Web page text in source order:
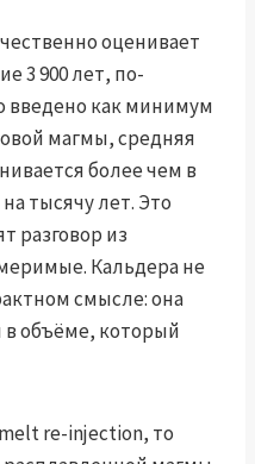
оценивает
3 900 лет, по-
введено как минимум
магмы, средняя
более чем в
тысячу лет. Это
разговор из
Кальдера не
смысле: она
объёме, который
re-injection, то